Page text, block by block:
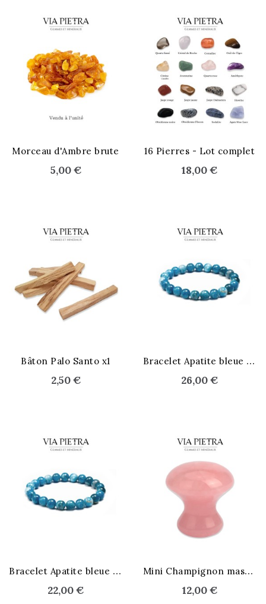
Morceau d'Ambre brute
5,00 €
16 Pierres - Lot complet
18,00 €
Bâton Palo Santo x1
2,50 €
B
racelet Apatite bleue 8 mm
26,00 €
B
racelet Apatite bleue 6 mm
22,00 €
M
ini Champignon massage
12,00 €